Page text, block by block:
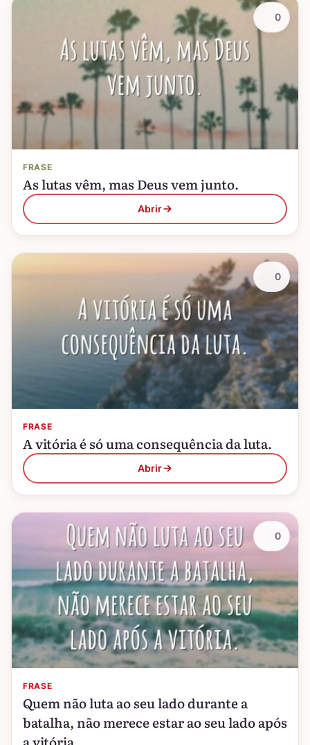
FRASE
As lutas vêm, mas Deus vem junto.
Abrir
0
FRASE
A vitória é só uma consequência da luta.
Abrir
0
FRASE
Quem não luta ao seu lado durante a
batalha, não merece estar ao seu lado após
0